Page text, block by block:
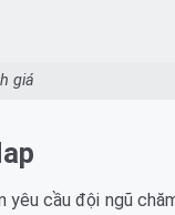
giá
cầu đội ngũ